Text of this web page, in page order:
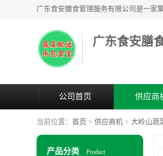
广东食安膳
公司首页 供应商
当前位置： 首页 > 供应商机 > 大岭山蔬
产品分类 Product